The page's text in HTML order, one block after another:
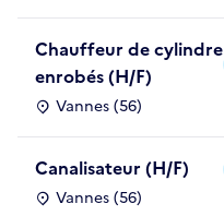
Chauffeur de cylindre
enrobés (H/F)
Vannes (56)
Canalisateur (H/F)
Vannes (56)